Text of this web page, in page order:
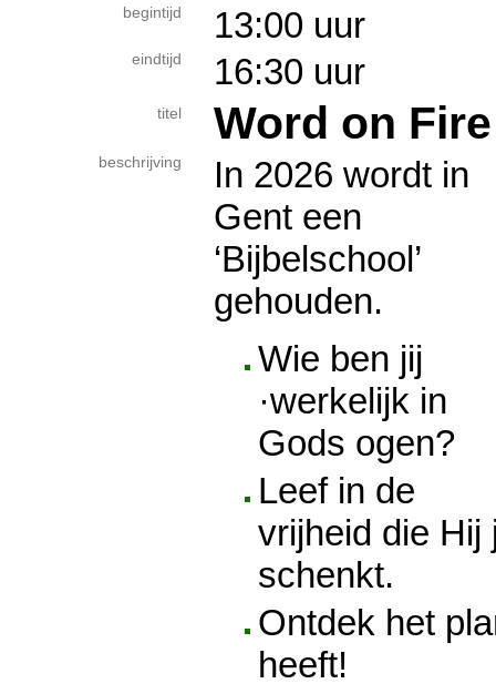
begintijd 13:00 uur
eindtijd 16:30 uur
titel Word on
beschrijving
In 2026 wordt in
Gent een
‘Bijbelschool’
gehouden.
Wie ben jij
·werkelijk in
Gods ogen?
Leef in de
vrijheid die Hij
schenkt.
Ontdek het
heeft!